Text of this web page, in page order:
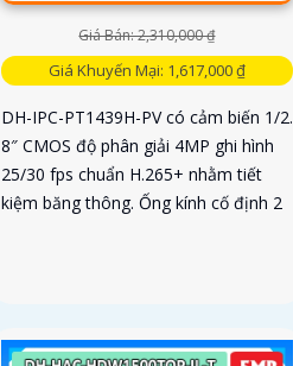
Giá Bán: 2,310,000 ₫
Giá Khuyến Mại: 1,617,000 ₫
DH-IPC-PT1439H-PV có cảm biến 1/2.
8″ CMOS độ phân giải 4MP ghi hình
25/30 fps chuẩn H.265+ nhằm tiết
kiệm băng thông. Ống kính cố định 2